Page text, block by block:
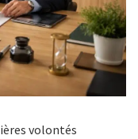
volontés